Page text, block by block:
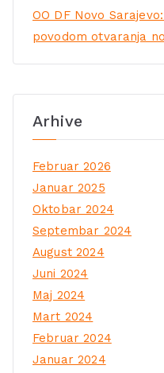
OO DF Novo
povodom otvaranja
Arhive
Februar 2026
Januar 2025
Oktobar 2024
Septembar 2024
August 2024
Juni 2024
Maj 2024
Mart 2024
Februar 2024
Januar 2024